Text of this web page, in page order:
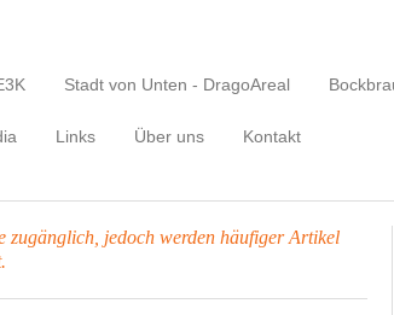
Stadt von Unten - DragoAreal
Links Über uns Kontakt
zugänglich, jedoch werden häufiger Artikel